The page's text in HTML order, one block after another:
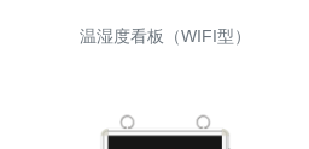
温湿度看板（WIFI型）